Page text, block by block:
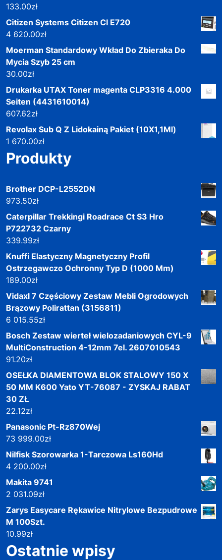
133.00zł
Citizen Systems Citizen Cl E720
4 620.00zł
Moerman Standardowy Wkład Do Zbieraka Do
Mycia Szyb 25 cm
30.00zł
Drukarka UTAX Toner magenta CLP3316 4.000
Seiten (4431610014)
607.62zł
Revolax Sub Q Z Lidokainą Pakiet (10X1,1Ml)
1 670.00zł
Produkty
Brother DCP-L2552DN
973.50zł
Caterpillar Trekkingi Roadrace Ct S3 Hro
P722732 Czarny
339.99zł
Knuffi Elastyczny Magnetyczny Profil
Ostrzegawczo Ochronny Typ D (1000 Mm)
189.00zł
Vidaxl 7 Częściowy Zestaw Mebli Ogrodowych
Brązowy Polirattan (3156811)
6 015.55zł
Bosch Zestaw wierteł wielozadaniowych CYL-9
MultiConstruction 4-12mm 7el. 2607010543
91.20zł
OSEŁKA DIAMENTOWA BLOK STALOWY 150 X
50 MM K600 Yato YT-76087 - ZYSKAJ RABAT
30 ZŁ
22.12zł
Panasonic Pt-Rz870Wej
73 999.00zł
Nilfisk Szorowarka 1-Tarczowa Ls160Hd
4 200.00zł
Makita 9741
2 031.09zł
Zarys Easycare Rękawice Nitrylowe Bezpudrowe
M 100Szt.
10.99zł
Ostatnie wpisy